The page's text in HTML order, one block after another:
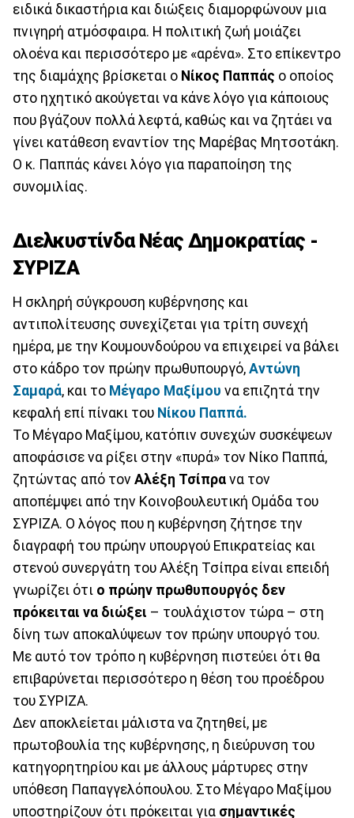
ειδικά δικαστήρια και διώξεις διαμορφώνουν μια
πνιγηρή ατμόσφαιρα. Η πολιτική ζωή μοιάζει
ολοένα και περισσότερο με «αρένα». Στο επίκεντρο
της διαμάχης βρίσκεται ο Νίκος Παππάς ο οποίος
στο ηχητικό ακούγεται να κάνε λόγο για κάποιους
που βγάζουν πολλά λεφτά, καθώς και να ζητάει να
γίνει κατάθεση εναντίον της Μαρέβας Μητσοτάκη.
Ο κ. Παππάς κάνει λόγο για παραποίηση της
συνομιλίας.
Διελκυστίνδα Νέας Δημοκρατίας -
ΣΥΡΙΖΑ
Η σκληρή σύγκρουση κυβέρνησης και
αντιπολίτευσης συνεχίζεται για τρίτη συνεχή
ημέρα, με την Κουμουνδούρου να επιχειρεί να βάλει
στο κάδρο τον πρώην πρωθυπουργό, Αντώνη
Σαμαρά, και το Μέγαρο Μαξίμου να επιζητά την
κεφαλή επί πίνακι του Νίκου Παππά.
Το Μέγαρο Μαξίμου, κατόπιν συνεχών συσκέψεων
αποφάσισε να ρίξει στην «πυρά» τον Νίκο Παππά,
ζητώντας από τον Αλέξη Τσίπρα να τον
αποπέμψει από την Κοινοβουλευτική Ομάδα του
ΣΥΡΙΖΑ. Ο λόγος που η κυβέρνηση ζήτησε την
διαγραφή του πρώην υπουργού Επικρατείας και
στενού συνεργάτη του Αλέξη Τσίπρα είναι επειδή
γνωρίζει ότι ο πρώην πρωθυπουργός δεν
πρόκειται να διώξει – τουλάχιστον τώρα – στη
δίνη των αποκαλύψεων τον πρώην υπουργό του.
Με αυτό τον τρόπο η κυβέρνηση πιστεύει ότι θα
επιβαρύνεται περισσότερο η θέση του προέδρου
του ΣΥΡΙΖΑ.
Δεν αποκλείεται μάλιστα να ζητηθεί, με
πρωτοβουλία της κυβέρνησης, η διεύρυνση του
κατηγορητηρίου και με άλλους μάρτυρες στην
υπόθεση Παπαγγελόπουλου. Στο Μέγαρο Μαξίμου
υποστηρίζουν ότι πρόκειται για σημαντικές